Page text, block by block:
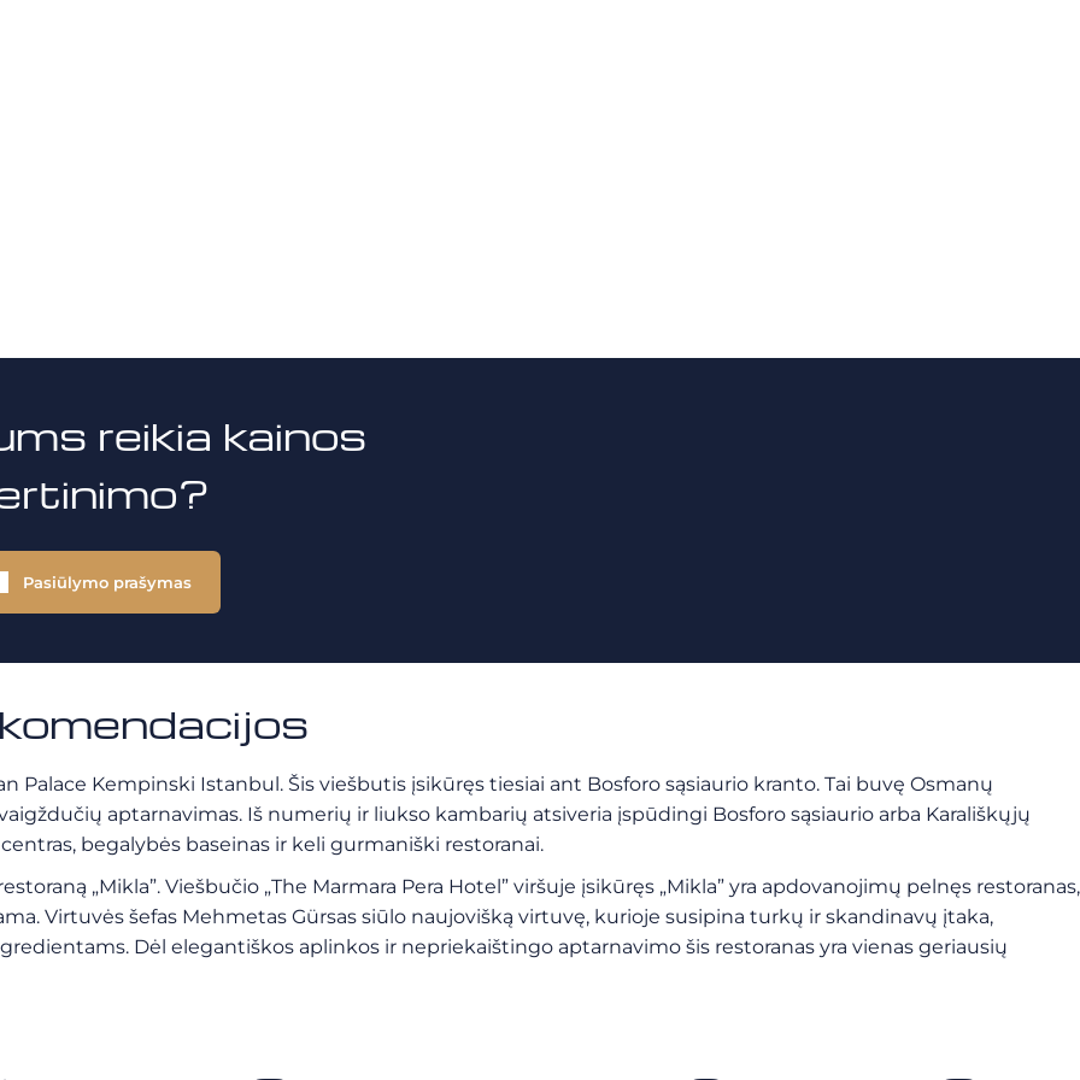
reikia kainos
Pasiūlymo prašymas
Palace Kempinski Istanbul. Šis viešbutis įsikūręs tiesiai ant Bosforo sąsiaurio kranto. Tai buvę Osmanų
aptarnavimas. Iš numerių ir liukso kambarių atsiveria įspūdingi Bosforo sąsiaurio arba Karališkųjų
begalybės baseinas ir keli gurmaniški restoranai.
„Mikla”. Viešbučio „The Marmara Pera Hotel” viršuje įsikūręs „Mikla” yra apdovanojimų pelnęs restoranas,
Virtuvės šefas Mehmetas Gürsas siūlo naujovišką virtuvę, kurioje susipina turkų ir skandinavų įtaka,
Dėl elegantiškos aplinkos ir nepriekaištingo aptarnavimo šis restoranas yra vienas geriausių